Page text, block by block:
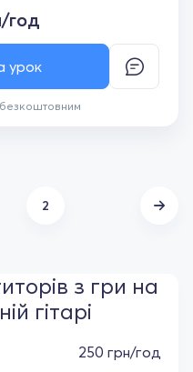
год
урок
2
з гри на
гітарі
250 грн/год